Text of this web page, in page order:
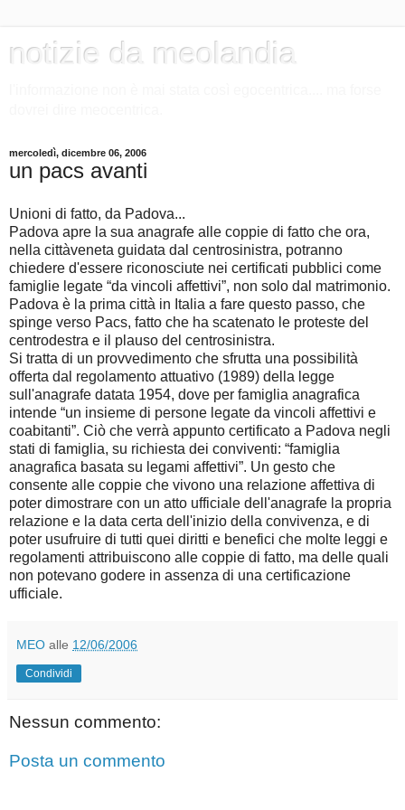
notizie da meolandia
mercoledì, dicembre 06, 2006
un pacs avanti
Unioni di fatto, da Padova...
Padova apre la sua anagrafe alle coppie di fatto che ora,
nella cittàveneta guidata dal centrosinistra, potranno
chiedere d'essere riconosciute nei certificati pubblici come
famiglie legate “da vincoli affettivi”, non solo dal matrimonio.
Padova è la prima città in Italia a fare questo passo, che
spinge verso Pacs, fatto che ha scatenato le proteste del
centrodestra e il plauso del centrosinistra.
Si tratta di un provvedimento che sfrutta una possibilità
offerta dal regolamento attuativo (1989) della legge
sull'anagrafe datata 1954, dove per famiglia anagrafica
intende “un insieme di persone legate da vincoli affettivi e
coabitanti”. Ciò che verrà appunto certificato a Padova negli
stati di famiglia, su richiesta dei conviventi: “famiglia
anagrafica basata su legami affettivi”. Un gesto che
consente alle coppie che vivono una relazione affettiva di
poter dimostrare con un atto ufficiale dell'anagrafe la propria
relazione e la data certa dell'inizio della convivenza, e di
poter usufruire di tutti quei diritti e benefici che molte leggi e
regolamenti attribuiscono alle coppie di fatto, ma delle quali
non potevano godere in assenza di una certificazione
ufficiale.
MEO alle 12/06/2006
Condividi
Nessun commento:
Posta un commento